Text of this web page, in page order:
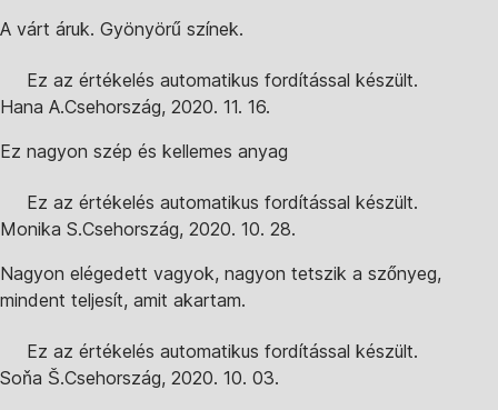
A várt áruk. Gyönyörű színek.
Ez az értékelés automatikus fordítással készült.
Hana A.Csehország, 2020. 11. 16.
Ez nagyon szép és kellemes anyag
Ez az értékelés automatikus fordítással készült.
Monika S.Csehország, 2020. 10. 28.
Nagyon elégedett vagyok, nagyon tetszik a szőnyeg,
mindent teljesít, amit akartam.
Ez az értékelés automatikus fordítással készült.
Soňa Š.Csehország, 2020. 10. 03.